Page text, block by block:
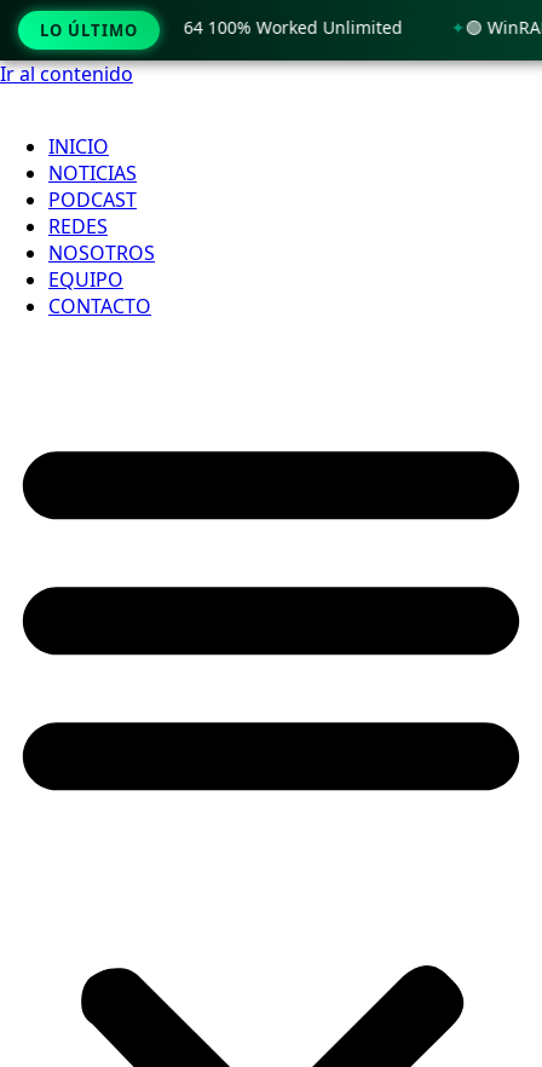
Ir al contenido
INICIO
NOTICIAS
PODCAST
REDES
NOSOTROS
EQUIPO
CONTACTO
LO ÚLTIMO
11 x86-x64 100% Worked Unlimited 🟢 WinRAR 7.11